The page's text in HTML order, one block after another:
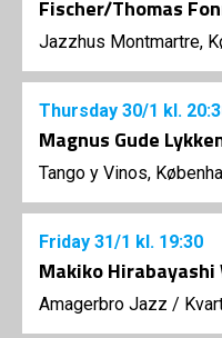
Fischer/Thomas
Jazzhus Montmartre,
Thursday 30/1 kl.
Magnus Gude
Tango y Vinos,
Friday 31/1 kl. 19:30
Makiko Hirabayashi
Amagerbro Jazz /